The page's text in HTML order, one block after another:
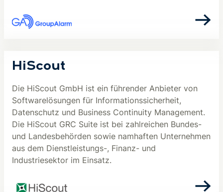
HiScout
Die HiScout GmbH ist ein führender Anbieter von
Softwarelösungen für Informationssicherheit,
Datenschutz und Business Continuity Management.
Die HiScout GRC Suite ist bei zahlreichen Bundes-
und Landesbehörden sowie namhaften Unternehmen
aus dem Dienstleistungs-, Finanz- und
Industriesektor im Einsatz.